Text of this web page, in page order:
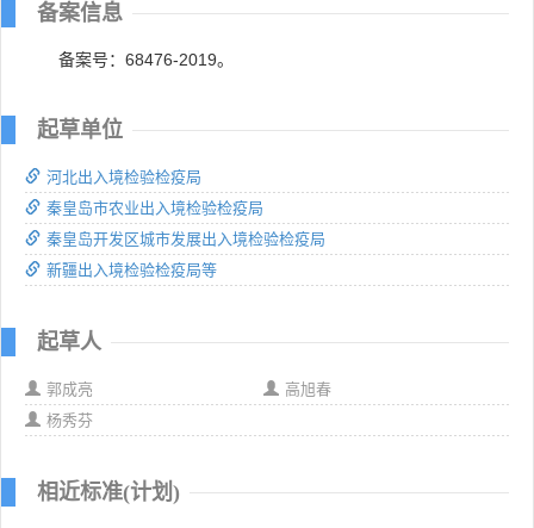
备案信息
备案号：68476-2019。
起草单位
河北出入境检验检疫局
秦皇岛市农业出入境检验检疫局
秦皇岛开发区城市发展出入境检验检疫局
新疆出入境检验检疫局等
起草人
郭成亮
高旭春
杨秀芬
相近标准(计划)